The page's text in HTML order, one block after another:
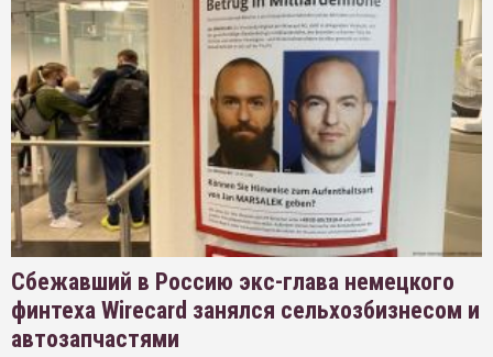
Сбежавший в Россию экс-глава немецкого
финтеха Wirecard занялся сельхозбизнесом и
автозапчастями